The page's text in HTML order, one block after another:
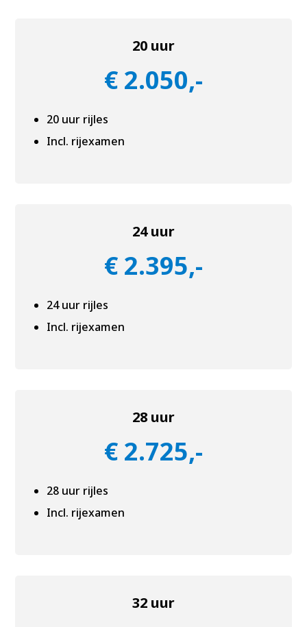
20 uur
€ 2.050,-
20 uur rijles
Incl. rijexamen
24 uur
€ 2.395,-
24 uur rijles
Incl. rijexamen
28 uur
€ 2.725,-
28 uur rijles
Incl. rijexamen
32 uur